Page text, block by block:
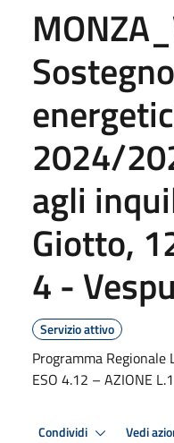
2024/
agli
Giotto,
4 -
Servizio attivo
Programma
ESO 4.12 – AZIONE
Condividi Vedi